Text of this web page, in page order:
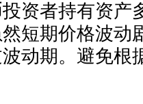
资者持有资产
短期价格波动
动期。避免根